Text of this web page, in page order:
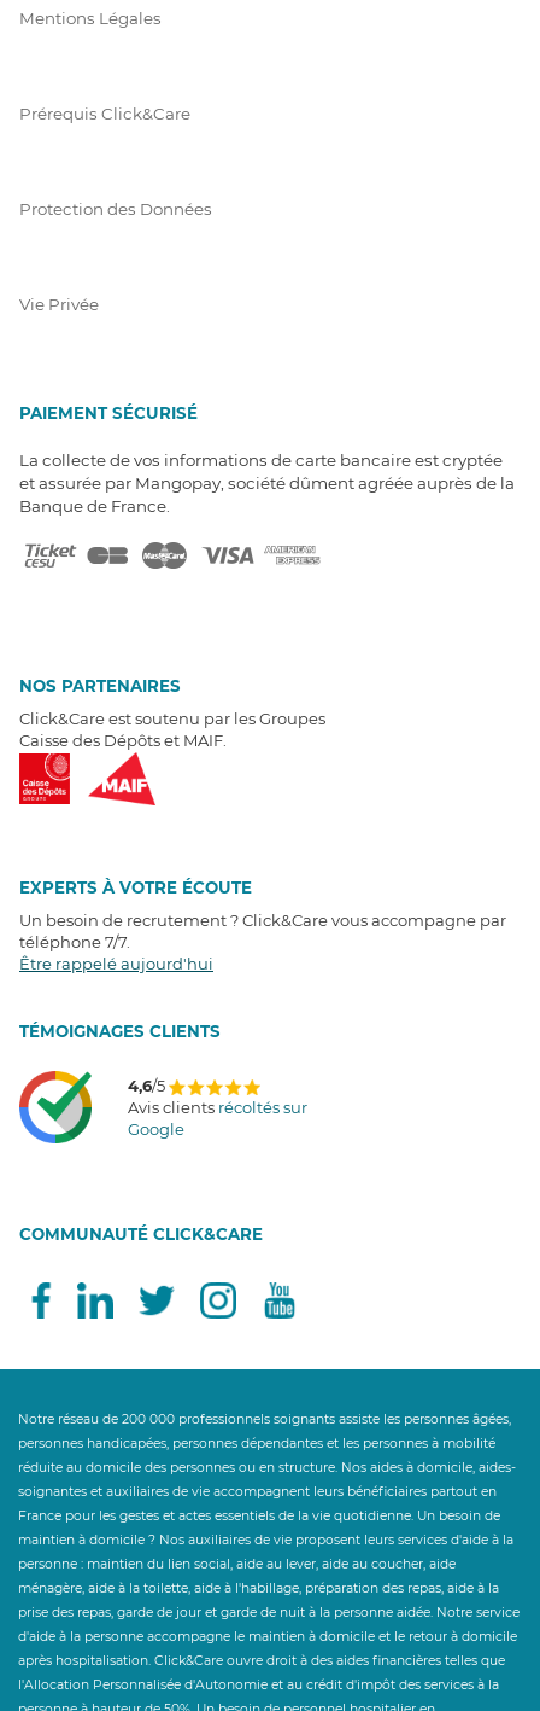
Mentions Légales
Prérequis Click&Care
Protection des Données
Vie Privée
PAIEMENT SÉCURISÉ
La collecte de vos informations de carte bancaire est cryptée
et assurée par Mangopay, société dûment agréée auprès de la
Banque de France.
NOS PARTENAIRES
Click&Care est soutenu par les Groupes
Caisse des Dépôts et MAIF.
EXPERTS À VOTRE ÉCOUTE
Un besoin de recrutement ? Click&Care vous accompagne par
téléphone 7/7
Être rappelé aujourd'hui
TÉMOIGNAGES CLIENTS
4,6/5
Avis clients récoltés sur
Google
COMMUNAUTÉ CLICK&CARE
Notre réseau de 200 000 professionnels soignants assiste les personnes âgées,
personnes handicapées, personnes dépendantes et les personnes à mobilité
réduite au domicile des personnes ou en structure. Nos aides à domicile, aides-
soignantes et auxiliaires de vie accompagnent leurs bénéficiaires partout en
France pour les gestes et actes essentiels de la vie quotidienne. Un besoin de
maintien à domicile ? Nos auxiliaires de vie proposent leurs services d'aide à la
personne : maintien du lien social, aide au lever, aide au coucher, aide
ménagère, aide à la toilette, aide à l'habillage, préparation des repas, aide à la
prise des repas, garde de jour et garde de nuit à la personne aidée. Notre service
d'aide à la personne accompagne le maintien à domicile et le retour à domicile
après hospitalisation. Click&Care ouvre droit à des aides financières telles que
l'Allocation Personnalisée d'Autonomie et au crédit d'impôt des services à la